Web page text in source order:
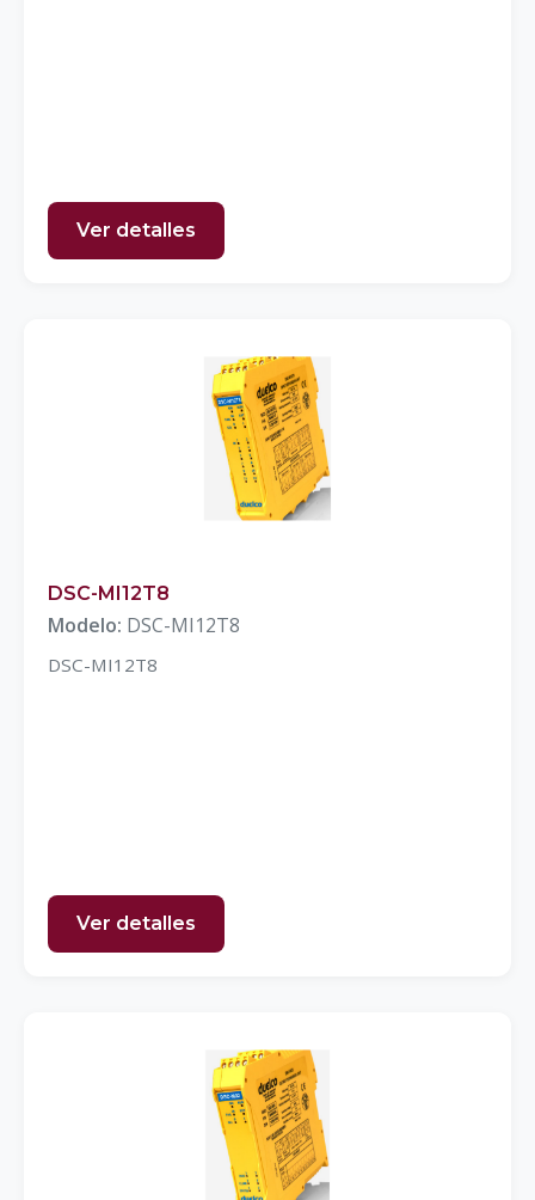
Ver detalles
DSC-MI12T8
Modelo: DSC-MI12T8
DSC-MI12T8
Ver detalles